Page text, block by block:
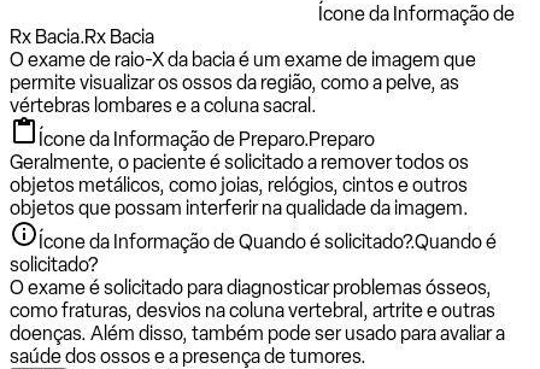
Ícone da Informação de
Rx Bacia.Rx Bacia
O exame de raio-X da bacia é um exame de imagem que
permite visualizar os ossos da região, como a pelve, as
vértebras lombares e a coluna sacral.
Ícone da Informação de Preparo.Preparo
Geralmente, o paciente é solicitado a remover todos os
objetos metálicos, como joias, relógios, cintos e outros
objetos que possam interferir na qualidade da imagem.
Ícone da Informação de Quando é solicitado?.Quando é
solicitado?
O exame é solicitado para diagnosticar problemas ósseos,
como fraturas, desvios na coluna vertebral, artrite e outras
doenças. Além disso, também pode ser usado para avaliar a
saúde dos ossos e a presença de tumores.